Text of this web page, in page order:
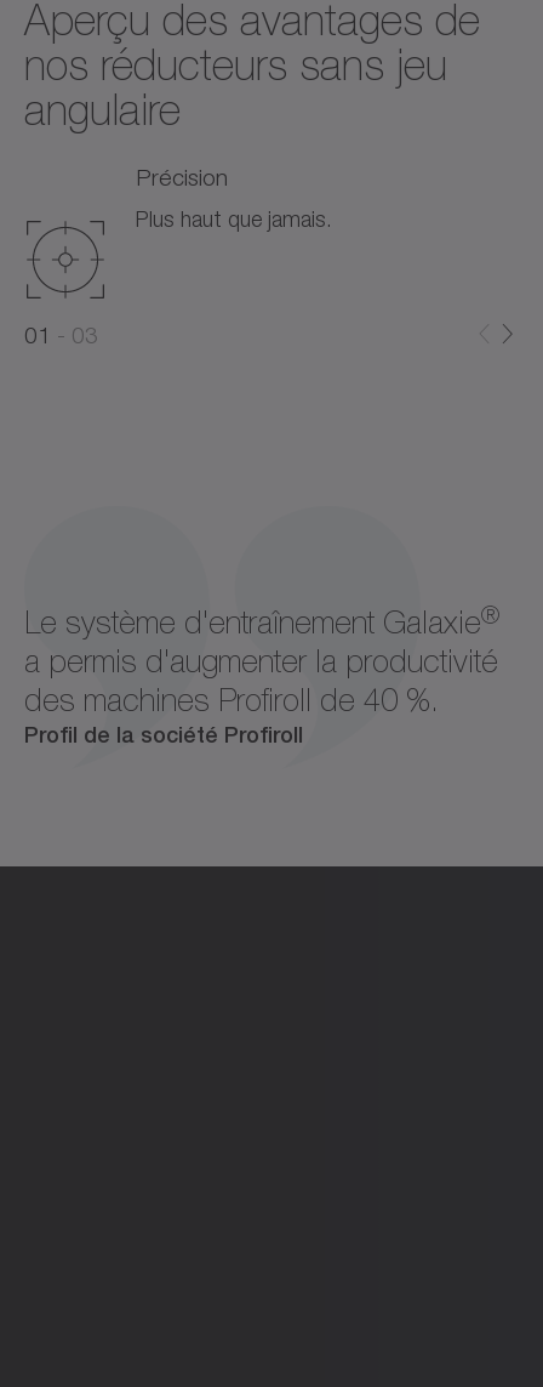
Aperçu des avantages de
nos réducteurs sans jeu
angulaire
Précision
Plus haut que jamais.
0
0
1
03
Le système d'entraînement Galaxie®
a permis d'augmenter la productivité
des machines Profiroll de 40 %.
Profil de la société Profiroll